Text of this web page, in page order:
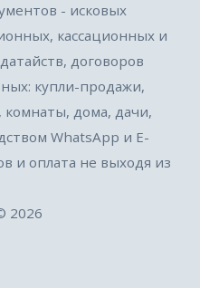
- исковых
кассационных и
договоров
купли-продажи,
дома, дачи,
WhatsApp и E-
и оплата не выходя из
2026